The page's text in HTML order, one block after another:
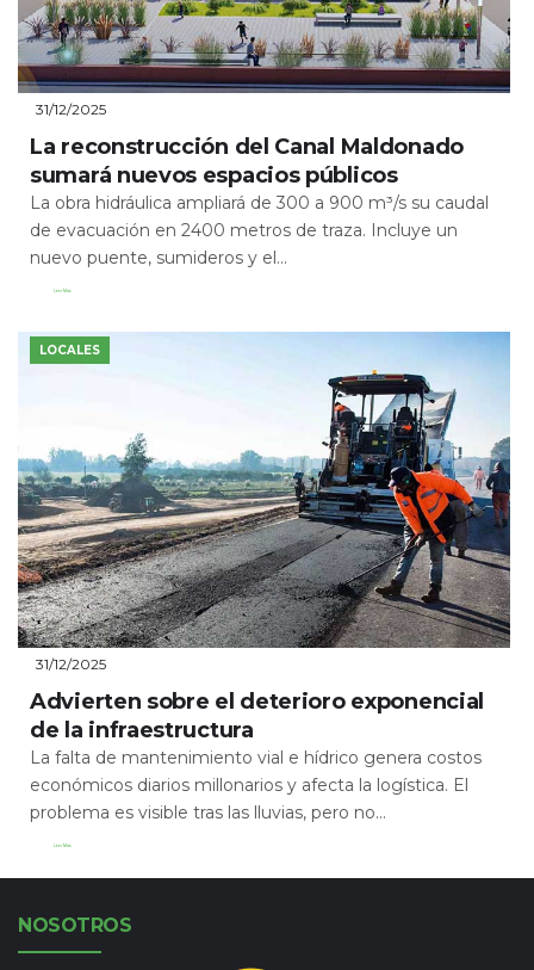
31/12/2025
La reconstrucción del Canal Maldonado
sumará nuevos espacios públicos
La obra hidráulica ampliará de 300 a 900 m³/s su caudal
de evacuación en 2400 metros de traza. Incluye un
nuevo puente, sumideros y el...
Leer Más
LOCALES
31/12/2025
Advierten sobre el deterioro exponencial
de la infraestructura
La falta de mantenimiento vial e hídrico genera costos
económicos diarios millonarios y afecta la logística. El
problema es visible tras las lluvias, pero no...
Leer Más
NOSOTROS